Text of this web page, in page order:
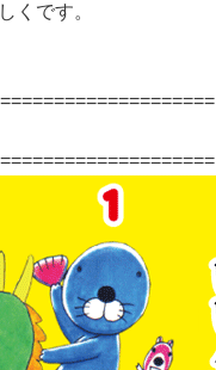
くです。